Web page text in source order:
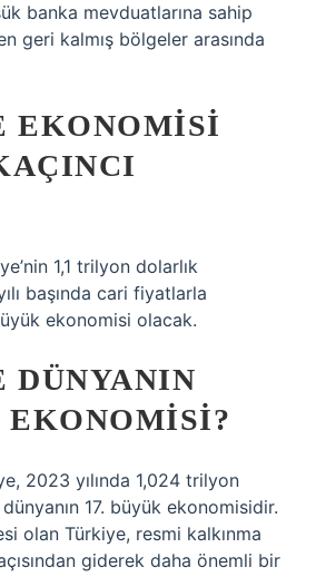
banka mevduatlarına sahip
geri kalmış bölgeler arasında
EKONOMISI
1,1 trilyon dolarlık
başında cari fiyatlarla
ekonomisi olacak.
DÜNYANIN
2023 yılında 1,024 trilyon
17. büyük ekonomisidir.
olan Türkiye, resmi kalkınma
giderek daha önemli bir